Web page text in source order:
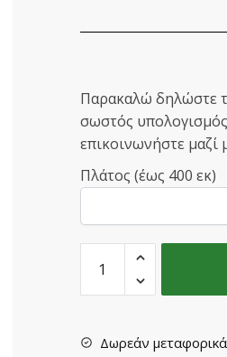
Παρακαλώ δηλώστε
σωστός υπολογισμός
επικοινωνήστε μαζί
Πλάτος (έως 400 εκ)
Σιδηρόδρομος
Πλακέ
Μονός
quantity
Δωρεάν